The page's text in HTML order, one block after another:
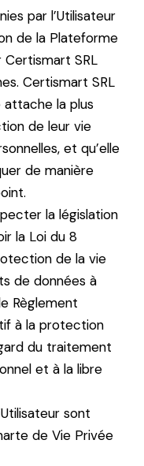
par l’Utilisateur
de la Plateforme
SRL
Certismart SRL
attache la plus
de leur vie
et qu’elle
de manière
la législation
la Loi du 8
de la vie
de données à
Règlement
à la protection
du traitement
et à la libre
sont
de Vie Privée